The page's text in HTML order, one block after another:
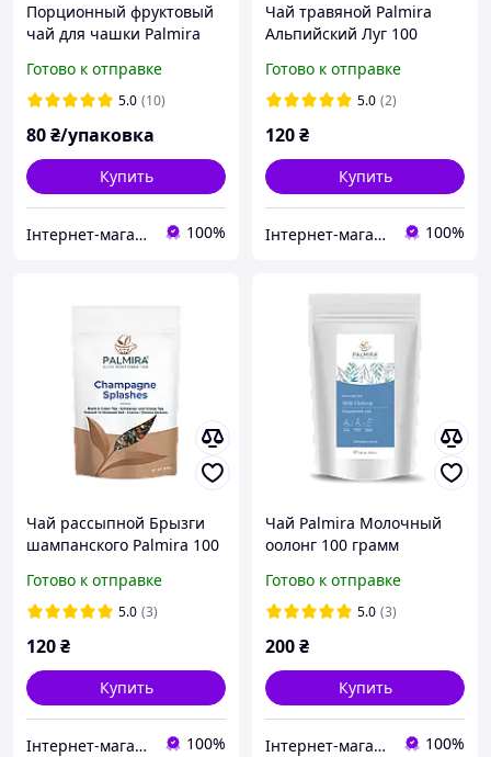
Порционный фруктовый
чай для чашки Palmira
Dessert
Готово к отправке
5.0 (10)
80₴/упаковка
Купить
Інтернет-магазин Kava-e 100%
Чай травяной Palmira
Альпийский Луг 100
Готово к отправке
5.0 (2)
120₴
Купить
Інтернет-магазин Kava-e 100%
Чай рассыпной Брызги
шампанского Palmira 100
Готово к отправке
5.0 (3)
120₴
Купить
Інтернет-магазин Kava-e 100%
Чай Palmira Молочный
оолонг 100 грамм
Готово к отправке
5.0 (3)
200₴
Купить
Інтернет-магазин Kava-e 100%